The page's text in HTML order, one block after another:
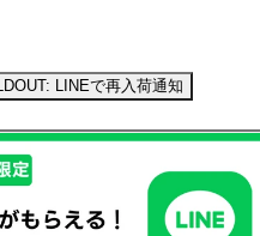
LINEで再入荷通知